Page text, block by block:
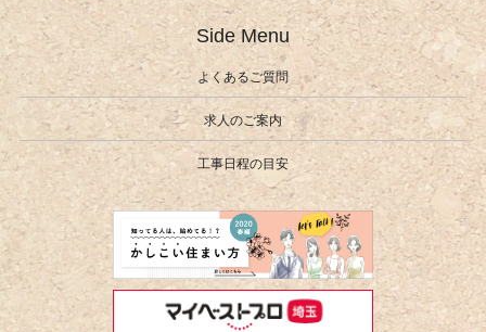
Side Menu
よくあるご質問
求人のご案内
工事日程の目安